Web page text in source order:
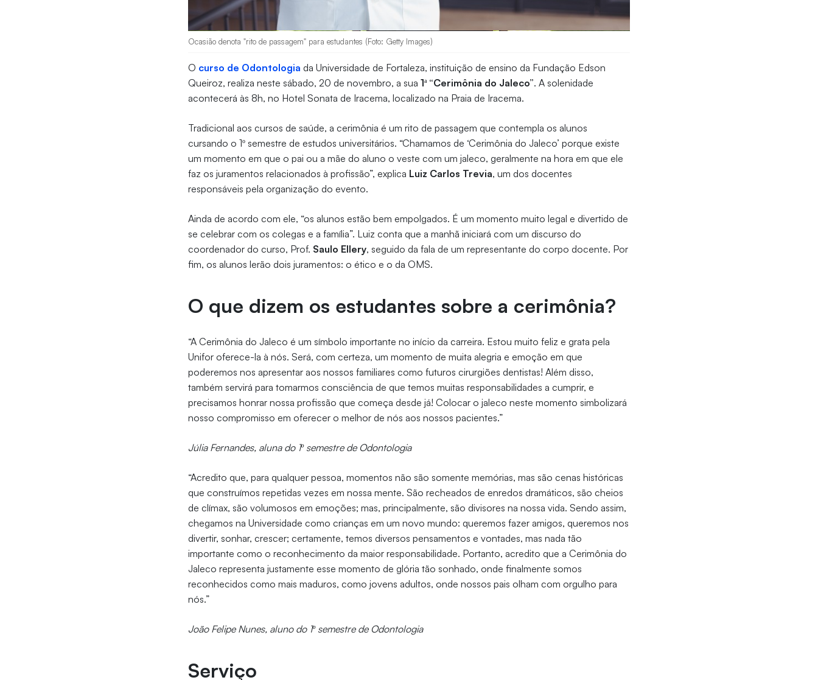
Ocasião denota "rito de passagem" para estudantes (Foto: Getty Images)
O curso de Odontologia da Universidade de Fortaleza, instituição de ensino da Fundação Edson
Queiroz, realiza neste sábado, 20 de novembro, a sua1ª “Cerimônia do Jaleco”. A solenidade
acontecerá às 8h, no Hotel Sonata de Iracema, localizado na Praia de Iracema.
Tradicional aos cursos de saúde, a cerimônia é um rito de passagem que contempla os alunos
cursando o 1º semestre de estudos universitários. “Chamamos de ‘Cerimônia do Jaleco’ porque existe
um momento em que o pai ou a mãe do aluno o veste com um jaleco, geralmente na hora em que ele
faz os juramentos relacionados à profissão”, explica Luiz Carlos Trevia, um dos docentes
responsáveis pela organização do evento.
Ainda de acordo com ele, “os alunos estão bem empolgados. É um momento muito legal e divertido de
se celebrar com os colegas e a família”. Luiz conta que a manhã iniciará com um discurso do
coordenador do curso, Prof. Saulo Ellery, seguido da fala de um representante do corpo docente. Por
fim, os alunos lerão dois juramentos: o ético e o da OMS.
O que dizem os estudantes sobre a cerimônia?
“A Cerimônia do Jaleco é um símbolo importante no início da carreira. Estou muito feliz e grata pela
Unifor oferece-la à nós. Será, com certeza, um momento de muita alegria e emoção em que
poderemos nos apresentar aos nossos familiares como futuros cirurgiões dentistas! Além disso,
também servirá para tomarmos consciência de que temos muitas responsabilidades a cumprir, e
precisamos honrar nossa profissão que começa desde já! Colocar o jaleco neste momento simbolizará
nosso compromisso em oferecer o melhor de nós aos nossos pacientes.”
Júlia Fernandes, aluna do 1º semestre de Odontologia
“Acredito que, para qualquer pessoa, momentos não são somente memórias, mas são cenas históricas
que construímos repetidas vezes em nossa mente. São recheados de enredos dramáticos, são cheios
de clímax, são volumosos em emoções; mas, principalmente, são divisores na nossa vida. Sendo assim,
chegamos na Universidade como crianças em um novo mundo: queremos fazer amigos, queremos nos
divertir, sonhar, crescer; certamente, temos diversos pensamentos e vontades, mas nada tão
importante como o reconhecimento da maior responsabilidade. Portanto, acredito que a Cerimônia do
Jaleco representa justamente esse momento de glória tão sonhado, onde finalmente somos
reconhecidos como mais maduros, como jovens adultos, onde nossos pais olham com orgulho para
nós.”
João Felipe Nunes, aluno do 1º semestre de Odontologia
Serviço